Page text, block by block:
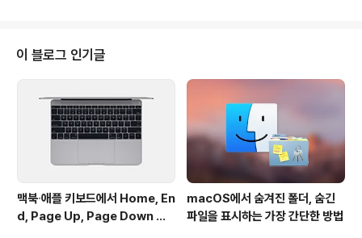
또 어떨 때는 상판을 열자마자 바로 아무런 대기 시간 없이
맥북을 바로 사용할 수 있는 경우도 있습니다. 도대체 왜 이
런 차이가 왜 발생하는지 그 이유에 대해 궁금해하는 분도
적지 않은 것 같습니다.맥북을 일정 시간 닫아두었다 다시
열었을 때 발생하는 이런 대기 시간은 기기나 소프트웨어
에 문제가 있어서 그런 ..
이 블로그 인기글
맥북∙애플 키보드에서 Home, En
d, Page Up, Page Down 키
macOS에서 숨겨진 폴더, 숨긴
파일을 표시하는 가장 간단한 방법